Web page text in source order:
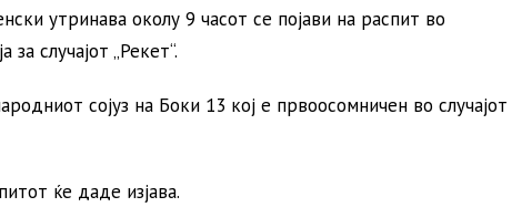
утринава околу 9 часот се појави на распит во
случајот „Рекет“.
сојуз на Боки 13 кој е првоосомничен во случајот
ќе даде изјава.